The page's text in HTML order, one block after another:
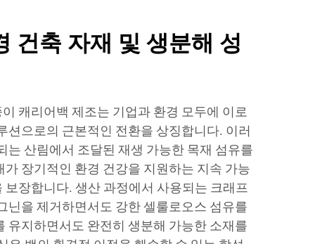
건축 자재 및 생분해 성
캐리어백 제조는 기업과 환경 모두에 이로
션으로의 근본적인 전환을 상징합니다. 이러
는 산림에서 조달된 재생 가능한 목재 섬유를
가 장기적인 환경 건강을 지원하는 지속 가능
보장합니다. 생산 과정에서 사용되는 크래프
닌을 제거하면서도 강한 셀룰로오스 섬유를
유지하면서도 완전히 생분해 가능한 소재를